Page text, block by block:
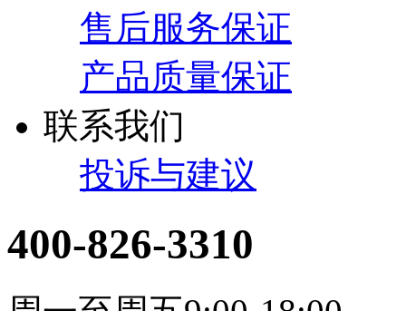
售后服务保证
产品质量保证
联系我们
投诉与建议
400-826-3310